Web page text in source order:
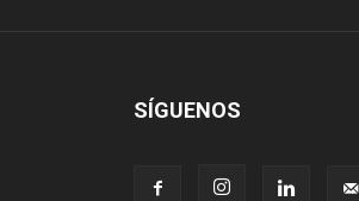
SÍGUENOS